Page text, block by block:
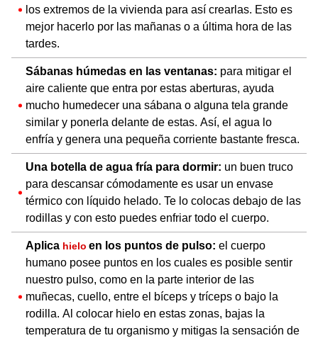
los extremos de la vivienda para así crearlas. Esto es
mejor hacerlo por las mañanas o a última hora de las
tardes.
Sábanas húmedas en las ventanas: para mitigar el
aire caliente que entra por estas aberturas, ayuda
mucho humedecer una sábana o alguna tela grande
similar y ponerla delante de estas. Así, el agua lo
enfría y genera una pequeña corriente bastante fresca.
Una botella de agua fría para dormir: un buen truco
para descansar cómodamente es usar un envase
térmico con líquido helado. Te lo colocas debajo de las
rodillas y con esto puedes enfriar todo el cuerpo.
Aplica hielo en los puntos de pulso: el cuerpo
humano posee puntos en los cuales es posible sentir
nuestro pulso, como en la parte interior de las
muñecas, cuello, entre el bíceps y tríceps o bajo la
rodilla. Al colocar hielo en estas zonas, bajas la
temperatura de tu organismo y mitigas la sensación de